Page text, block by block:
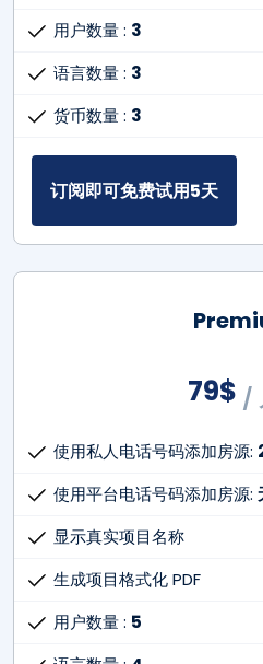
用户数量 : 3
语言数量 : 3
货币数量 : 3
订阅即可免费试用5天
79$ /
使用私人电话号码添加房源:
使用平台电话号码添加房源:
显示真实项目名称
生成项目格式化 PDF
用户数量 : 5